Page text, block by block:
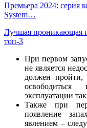
Премьера 2024: серия
System…
Лучшая проникающая
топ-3
При первом
не является
должен пройти,
эксплуатации
Также при
появление
явлением –